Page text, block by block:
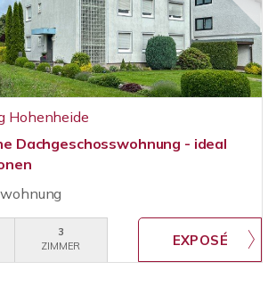
Hohenheide
Dachgeschosswohnung - ideal
3
ZIMMER